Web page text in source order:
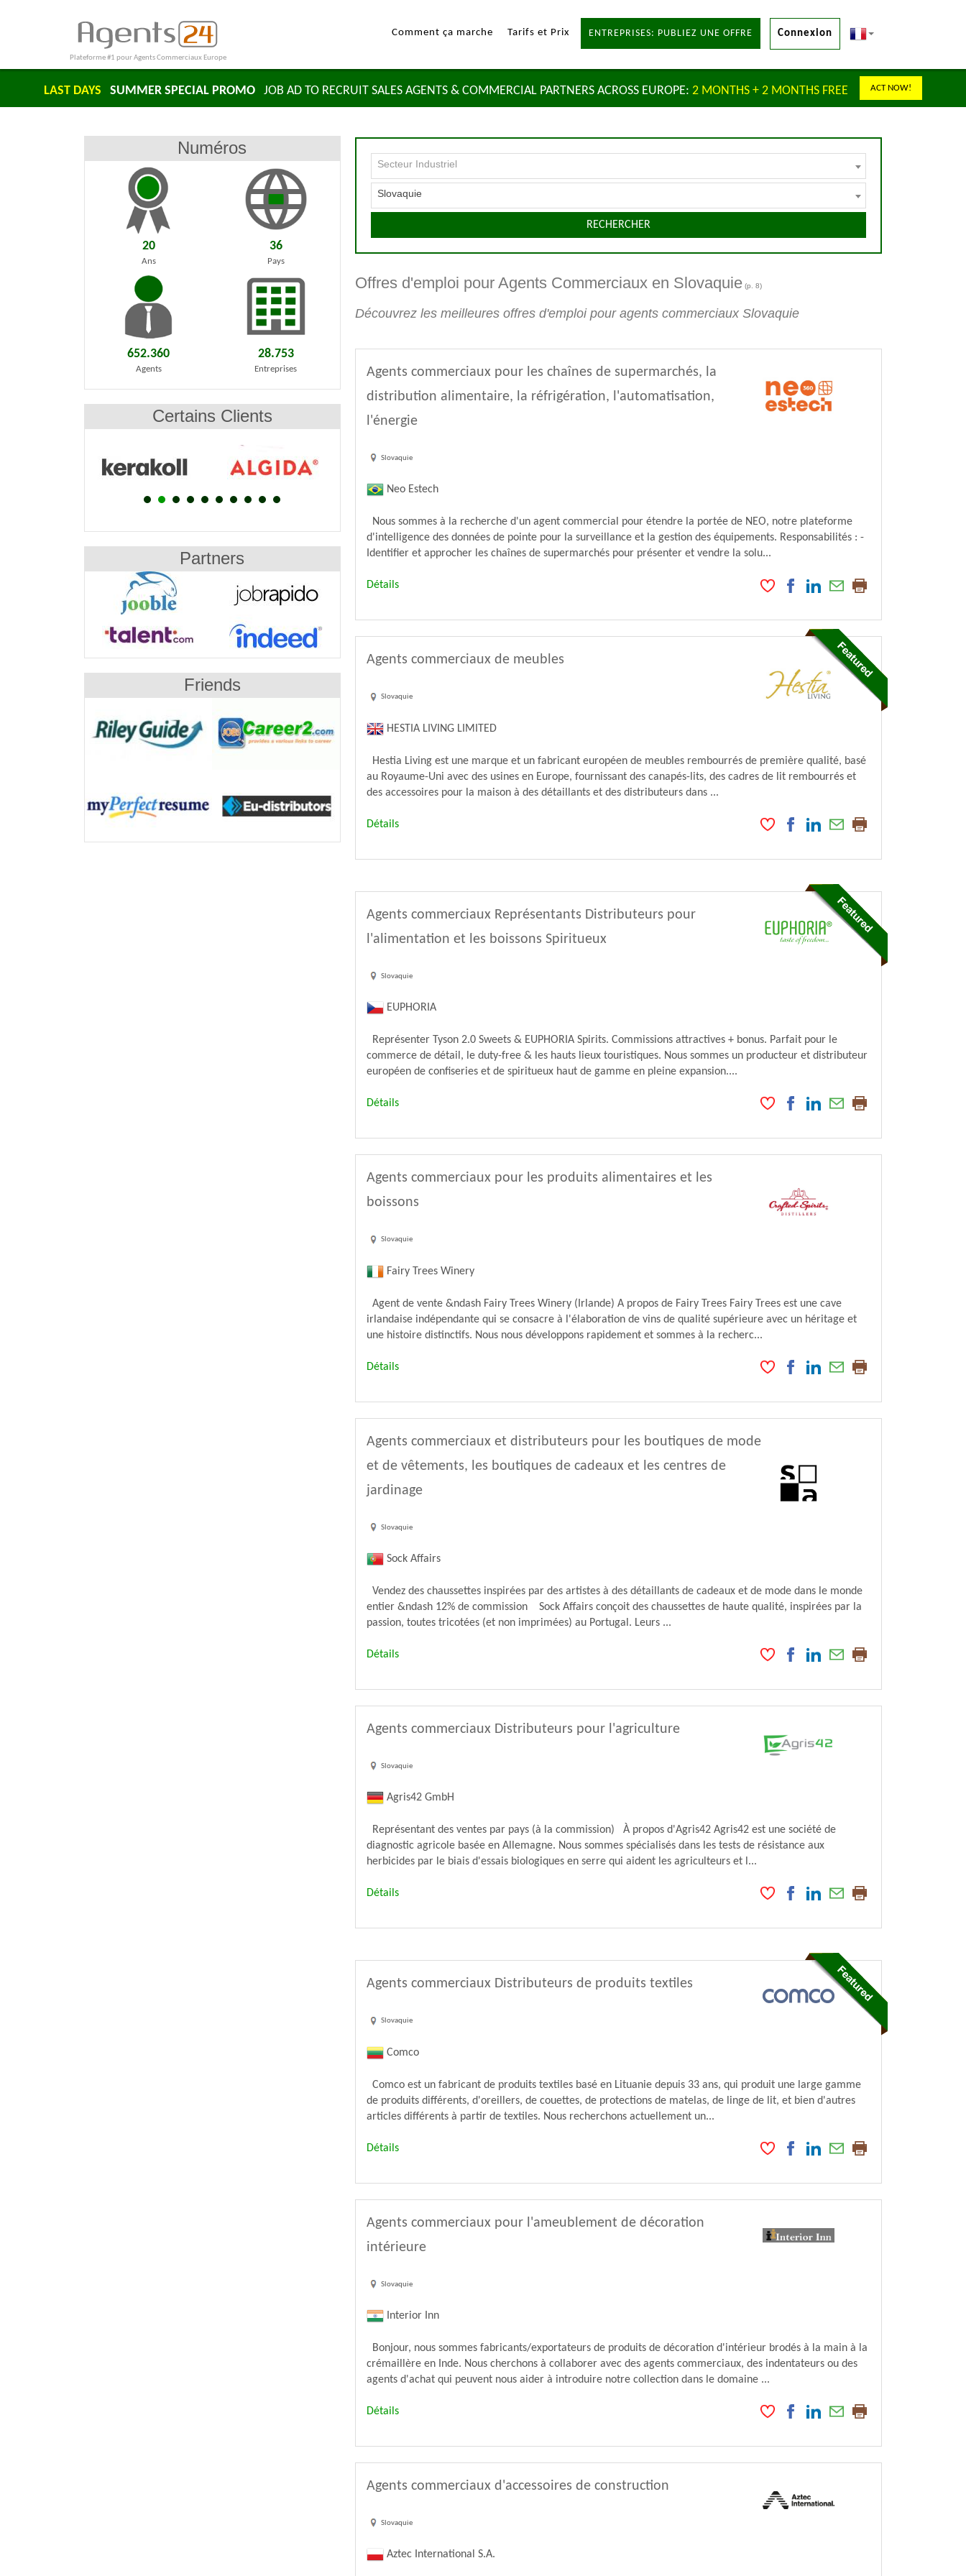
Plateforme #1 pour Agents Commerciaux Europe
Comment ça marche Tarifs et Prix ENTREPRISES: PUBLIEZ UNE OFFRE Connexion
LAST DAYS SUMMER SPECIAL PROMO JOB AD TO RECRUIT SALES AGENTS & COMMERCIAL PARTNERS ACROSS EUROPE: 2 MONTHS + 2 MONTHS FREE ACT NOW!
Secteur Industriel
Slovaquie
RECHERCHER
Offres d'emploi pour Agents Commerciaux en Slovaquie(p. 8)
Découvrez les meilleures offres d'emploi pour agents commerciaux Slovaquie
Agents commerciaux pour les chaînes de supermarchés, la
distribution alimentaire, la réfrigération, l'automatisation,
l'énergie
Slovaquie
Neo Estech
Nous sommes à la recherche d'un agent commercial pour étendre la portée de NEO, notre plateforme
d'intelligence des données de pointe pour la surveillance et la gestion des équipements. Responsabilités : -
Identifier et approcher les chaînes de supermarchés pour présenter et vendre la solu...
Détails
Agents commerciaux de meubles
Slovaquie
HESTIA LIVING LIMITED
Hestia Living est une marque et un fabricant européen de meubles rembourrés de première qualité, basé
au Royaume-Uni avec des usines en Europe, fournissant des canapés-lits, des cadres de lit rembourrés et
des accessoires pour la maison à des détaillants et des distributeurs dans ...
Détails
Agents commerciaux Représentants Distributeurs pour
l'alimentation et les boissons Spiritueux
Slovaquie
EUPHORIA
Représenter Tyson 2.0 Sweets & EUPHORIA Spirits. Commissions attractives + bonus. Parfait pour le
commerce de détail, le duty-free & les hauts lieux touristiques. Nous sommes un producteur et distributeur
européen de confiseries et de spiritueux haut de gamme en pleine expansion....
Détails
Agents commerciaux pour les produits alimentaires et les
boissons
Slovaquie
Fairy Trees Winery
Agent de vente &ndash Fairy Trees Winery (Irlande) A propos de Fairy Trees Fairy Trees est une cave
irlandaise indépendante qui se consacre à l'élaboration de vins de qualité supérieure avec un héritage et
une histoire distinctifs. Nous nous développons rapidement et sommes à la recherc...
Détails
Agents commerciaux et distributeurs pour les boutiques de mode
et de vêtements, les boutiques de cadeaux et les centres de
jardinage
Slovaquie
Sock Affairs
Vendez des chaussettes inspirées par des artistes à des détaillants de cadeaux et de mode dans le monde
entier &ndash 12% de commission Sock Affairs conçoit des chaussettes de haute qualité, inspirées par la
passion, toutes tricotées (et non imprimées) au Portugal. Leurs ...
Détails
Agents commerciaux Distributeurs pour l'agriculture
Slovaquie
Agris42 GmbH
Représentant des ventes par pays (à la commission) À propos d'Agris42 Agris42 est une société de
diagnostic agricole basée en Allemagne. Nous sommes spécialisés dans les tests de résistance aux
herbicides par le biais d'essais biologiques en serre qui aident les agriculteurs et l...
Détails
Agents commerciaux Distributeurs de produits textiles
Slovaquie
Comco
Comco est un fabricant de produits textiles basé en Lituanie depuis 33 ans, qui produit une large gamme
de produits différents, d'oreillers, de couettes, de protections de matelas, de linge de lit, et bien d'autres
articles différents à partir de textiles. Nous recherchons actuellement un...
Détails
Agents commerciaux pour l'ameublement de décoration
intérieure
Slovaquie
Interior Inn
Bonjour, nous sommes fabricants/exportateurs de produits de décoration d'intérieur brodés à la main à la
crémaillère en Inde. Nous cherchons à collaborer avec des agents commerciaux, des indentateurs ou des
agents d'achat qui peuvent nous aider à introduire notre collection dans le domaine ...
Détails
Agents commerciaux d'accessoires de construction
Slovaquie
Aztec International S.A.
Numéros
20
Ans
36
Pays
652.360
Agents
28.753
Entreprises
Certains Clients
Partners
Friends